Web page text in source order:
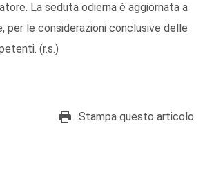
La seduta odierna è aggiornata a
per le considerazioni conclusive delle
(r.s.)
Stampa questo articolo